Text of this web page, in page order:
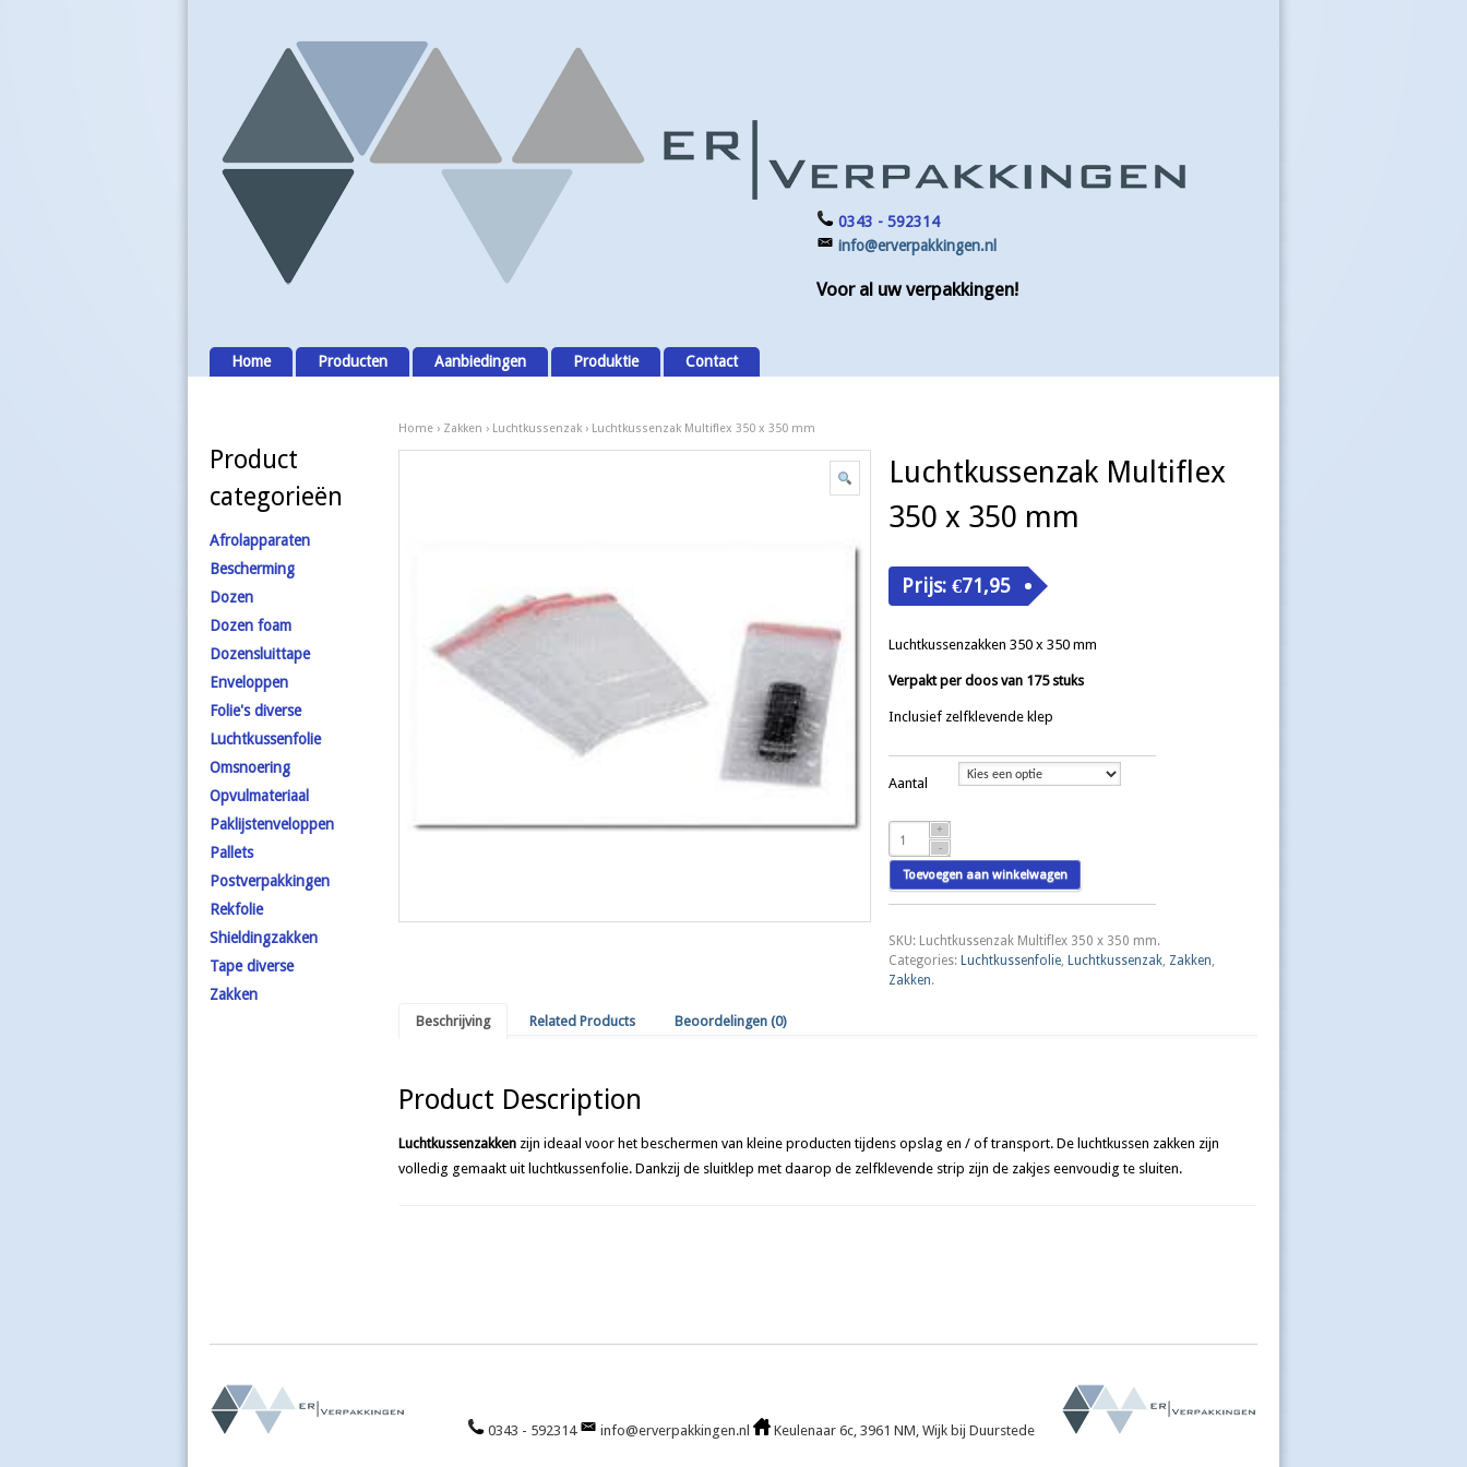
0343 - 592314
info@erverpakkingen.nl
Voor al uw verpakkingen!
Home Producten Aanbiedingen Produktie Contact
Home› Zakken › Luchtkussenzak› Luchtkussenzak Multiflex 350 x 350 mm
Luchtkussenzak Multiflex
350 x 350 mm
Prijs:€71,95
Luchtkussenzakken 350 x 350 mm
Verpakt per doos van 175 stuks
Inclusief zelfklevende klep
Aantal
Luchtkussenzak
Multiflex
350
x
350
aantal
Toevoegen aan winkelwagen
SKU: Luchtkussenzak Multiflex 350 x 350 mm.
Categories: Luchtkussenfolie, Luchtkussenzak, Zakken,
Zakken.
Beschrijving Related Products Beoordelingen (0)
Product Description
Luchtkussenzakkenzijn ideaal voor het beschermen van kleine producten tijdens opslag en / of transport. De luchtkussen zakken zijn
volledig gemaakt uit luchtkussenfolie. Dankzij de sluitklep met daarop de zelfklevende strip zijn de zakjes eenvoudig te sluiten.
Product
categorieën
Afrolapparaten
Bescherming
Dozen
Dozen foam
Dozensluittape
Enveloppen
Folie's diverse
Luchtkussenfolie
Omsnoering
Opvulmateriaal
Paklijstenveloppen
Pallets
Postverpakkingen
Rekfolie
Shieldingzakken
Tape diverse
Zakken
0343 - 592314 info@erverpakkingen.nl Keulenaar 6c, 3961 NM, Wijk bij Duurstede